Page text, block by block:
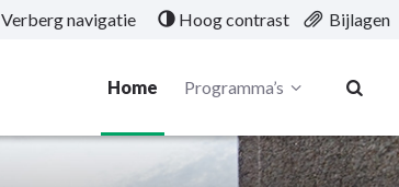
Verberg navigatie Hoog contrast Bijlagen
Home Programma’s